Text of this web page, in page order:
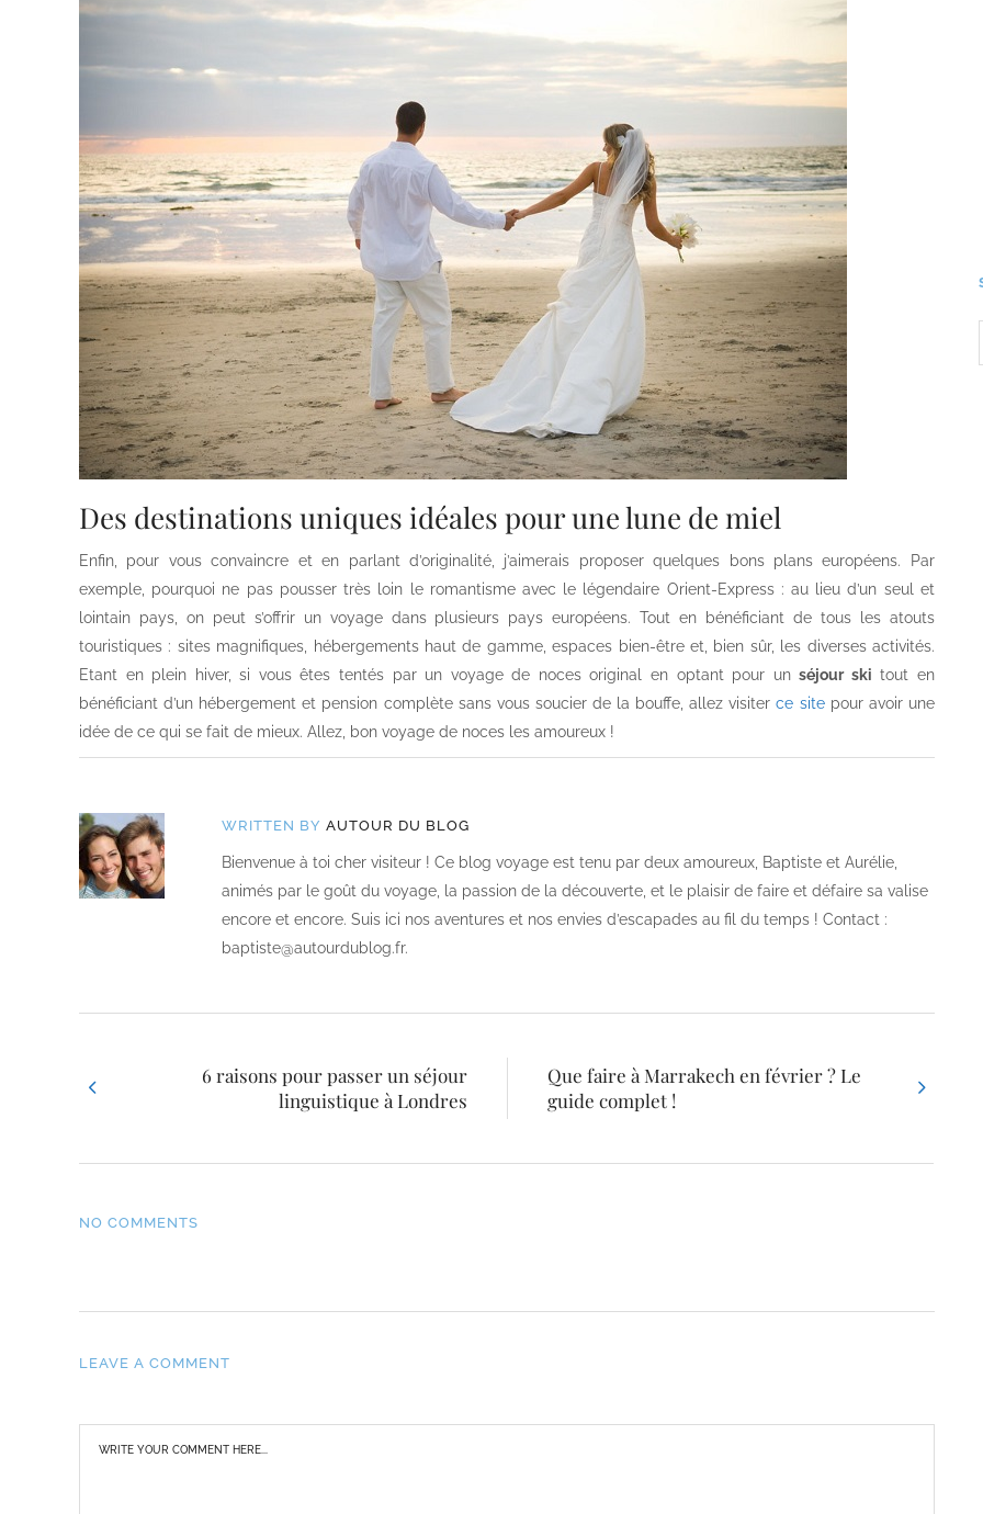
Des destinations uniques idéales pour une lune de miel
Enfin, pour vous convaincre et en parlant d’originalité, j’aimerais proposer quelques bons plans européens. Par
exemple, pourquoi ne pas pousser très loin le romantisme avec le légendaire Orient-Express : au lieu d’un seul et
lointain pays, on peut s’offrir un voyage dans plusieurs pays européens. Tout en bénéficiant de tous les atouts
touristiques : sites magnifiques, hébergements haut de gamme, espaces bien-être et, bien sûr, les diverses activités.
Etant en plein hiver, si vous êtes tentés par un voyage de noces original en optant pour unséjour ski tout en
bénéficiant d’un hébergement et pension complète sans vous soucier de la bouffe, allez visiterce sitepour avoir une
idée de ce qui se fait de mieux. Allez, bon voyage de noces les amoureux !
WRITTEN BY AUTOUR DU BLOG
Bienvenue à toi cher visiteur ! Ce blog voyage est tenu par deux amoureux, Baptiste et Aurélie,
animés par le goût du voyage, la passion de la découverte, et le plaisir de faire et défaire sa valise
encore et encore. Suis ici nos aventures et nos envies d’escapades au fil du temps ! Contact :
baptiste@autourdublog.fr.
6 raisons pour passer un séjour
linguistique à Londres
Que faire à Marrakech en février ? Le
guide complet !
NO COMMENTS
LEAVE A COMMENT